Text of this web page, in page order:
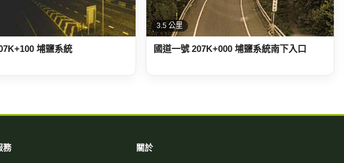
埔鹽系統
3.5 公里
國道一號 207K+000 埔鹽系統南下入口
務 關於